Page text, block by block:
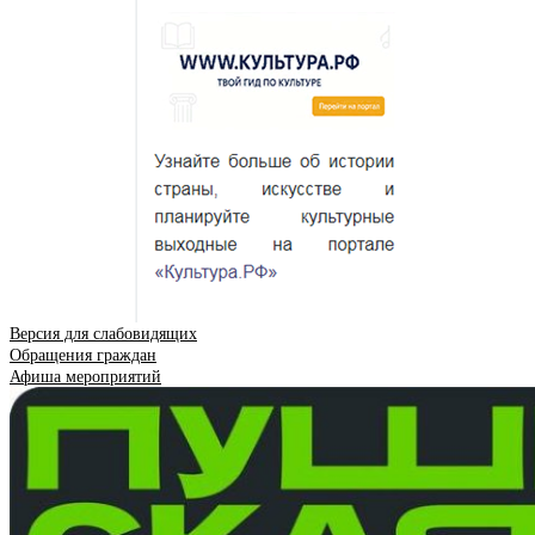
Версия для слабовидящих
Обращения граждан
Афиша мероприятий